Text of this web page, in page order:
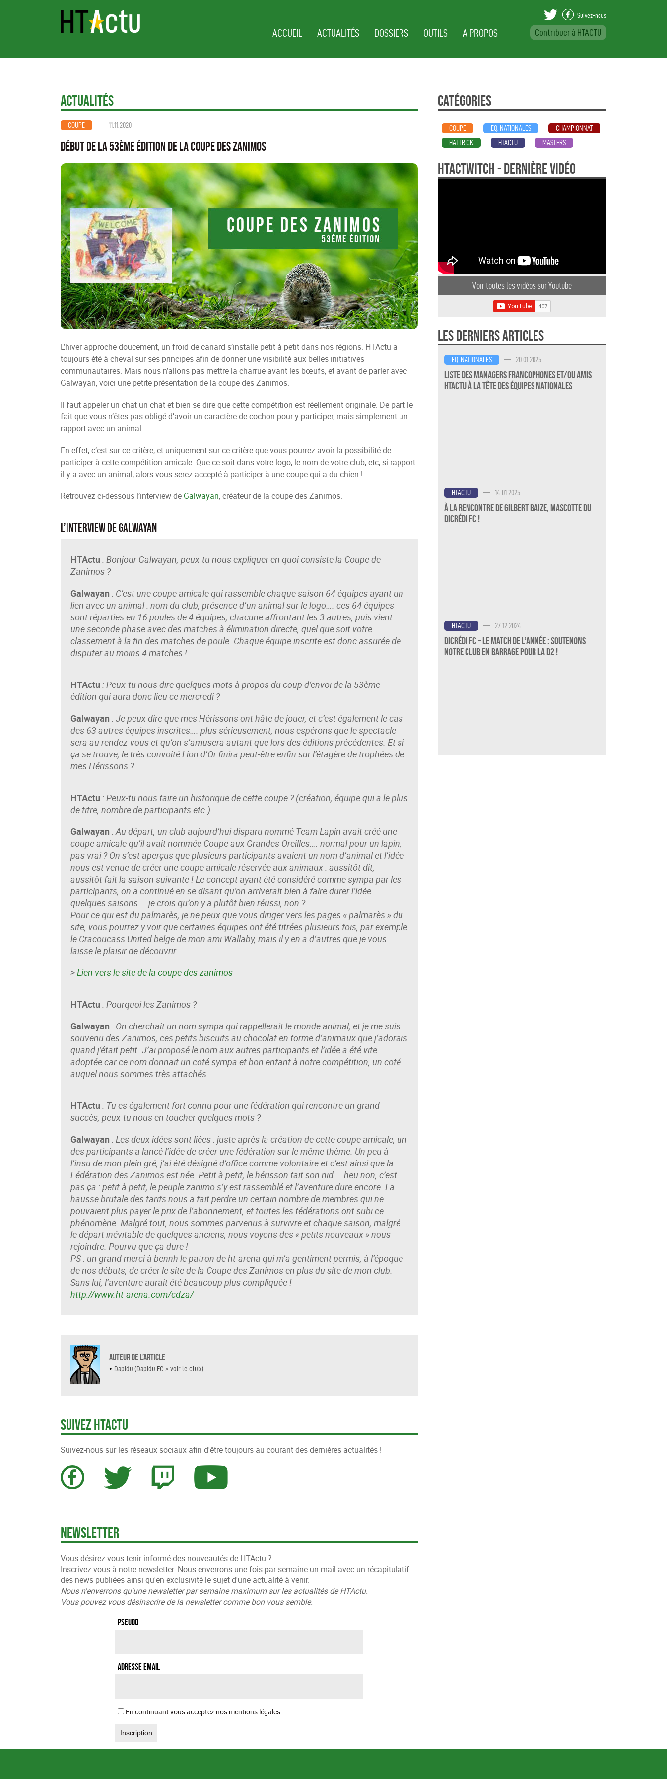
ACCUEIL ACTUALITÉS DOSSIERS OUTILS A PROPOS Contribuer à HTACTU
Suivez-nous
Actualités
COUPE — 11.11.2020
Début de la 53ème édition de la coupe des Zanimos
L’hiver approche doucement, un froid de canard s’installe petit à petit dans nos régions. HTActu a
toujours été à cheval sur ses principes afin de donner une visibilité aux belles initiatives
communautaires. Mais nous n’allons pas mettre la charrue avant les bœufs, et avant de parler avec
Galwayan, voici une petite présentation de la coupe des Zanimos.
Il faut appeler un chat un chat et bien se dire que cette compétition est réellement originale. De part le
fait que vous n’êtes pas obligé d’avoir un caractère de cochon pour y participer, mais simplement un
rapport avec un animal.
En effet, c’est sur ce critère, et uniquement sur ce critère que vous pourrez avoir la possibilité de
participer à cette compétition amicale. Que ce soit dans votre logo, le nom de votre club, etc, si rapport
il y a avec un animal, alors vous serez accepté à participer à une coupe qui a du chien !
Retrouvez ci-dessous l’interview de Galwayan, créateur de la coupe des Zanimos.
L’interview de Galwayan
HTActu : Bonjour Galwayan, peux-tu nous expliquer en quoi consiste la Coupe de
Zanimos ?
Galwayan : C’est une coupe amicale qui rassemble chaque saison 64 équipes ayant un
lien avec un animal : nom du club, présence d’un animal sur le logo…. ces 64 équipes
sont réparties en 16 poules de 4 équipes, chacune affrontant les 3 autres, puis vient
une seconde phase avec des matches à élimination directe, quel que soit votre
classement à la fin des matches de poule. Chaque équipe inscrite est donc assurée de
disputer au moins 4 matches !
HTActu : Peux-tu nous dire quelques mots à propos du coup d’envoi de la 53ème
édition qui aura donc lieu ce mercredi ?
Galwayan : Je peux dire que mes Hérissons ont hâte de jouer, et c’est également le cas
des 63 autres équipes inscrites…. plus sérieusement, nous espérons que le spectacle
sera au rendez-vous et qu’on s’amusera autant que lors des éditions précédentes. Et si
ça se trouve, le très convoité Lion d’Or finira peut-être enfin sur l’étagère de trophées de
mes Hérissons ?
HTActu : Peux-tu nous faire un historique de cette coupe ? (création, équipe qui a le plus
de titre, nombre de participants etc.)
Galwayan : Au départ, un club aujourd’hui disparu nommé Team Lapin avait créé une
coupe amicale qu’il avait nommée Coupe aux Grandes Oreilles…. normal pour un lapin,
pas vrai ? On s’est aperçus que plusieurs participants avaient un nom d’animal et l’idée
nous est venue de créer une coupe amicale réservée aux animaux : aussitôt dit,
aussitôt fait la saison suivante ! Le concept ayant été considéré comme sympa par les
participants, on a continué en se disant qu’on arriverait bien à faire durer l’idée
quelques saisons…. je crois qu’on y a plutôt bien réussi, non ?
Pour ce qui est du palmarès, je ne peux que vous diriger vers les pages « palmarès » du
site, vous pourrez y voir que certaines équipes ont été titrées plusieurs fois, par exemple
le Cracoucass United belge de mon ami Wallaby, mais il y en a d’autres que je vous
laisse le plaisir de découvrir.
>Lien vers le site de la coupe des zanimos
HTActu : Pourquoi les Zanimos ?
Galwayan : On cherchait un nom sympa qui rappellerait le monde animal, et je me suis
souvenu des Zanimos, ces petits biscuits au chocolat en forme d’animaux que j’adorais
quand j’était petit. J’ai proposé le nom aux autres participants et l’idée a été vite
adoptée car ce nom donnait un coté sympa et bon enfant à notre compétition, un coté
auquel nous sommes très attachés.
HTActu : Tu es également fort connu pour une fédération qui rencontre un grand
succès, peux-tu nous en toucher quelques mots ?
Galwayan : Les deux idées sont liées : juste après la création de cette coupe amicale, un
des participants a lancé l’idée de créer une fédération sur le même thème. Un peu à
l’insu de mon plein gré, j’ai été désigné d’office comme volontaire et c’est ainsi que la
Fédération des Zanimos est née. Petit à petit, le hérisson fait son nid…. heu non, c’est
pas ça : petit à petit, le peuple zanimo s’y est rassemblé et l’aventure dure encore. La
hausse brutale des tarifs nous a fait perdre un certain nombre de membres qui ne
pouvaient plus payer le prix de l’abonnement, et toutes les fédérations ont subi ce
phénomène. Malgré tout, nous sommes parvenus à survivre et chaque saison, malgré
le départ inévitable de quelques anciens, nous voyons des « petits nouveaux » nous
rejoindre. Pourvu que ça dure !
PS : un grand merci à bennh le patron de ht-arena qui m’a gentiment permis, à l’époque
de nos débuts, de créer le site de la Coupe des Zanimos en plus du site de mon club.
Sans lui, l’aventure aurait été beaucoup plus compliquée !
http://www.ht-arena.com/cdza/
Auteur de l’article
• Dapidu (Dapidu FC > voir le club)
Suivez HTActu
Suivez-nous sur les réseaux sociaux afin d'être toujours au courant des dernières actualités !
Newsletter
Vous désirez vous tenir informé des nouveautés de HTActu ?
Inscrivez-vous à notre newsletter. Nous enverrons une fois par semaine un mail avec un récapitulatif
des news publiées ainsi qu'en exclusivité le sujet d'une actualité à venir.
Nous n'enverrons qu'une newsletter par semaine maximum sur les actualités de HTActu.
Vous pouvez vous désinscrire de la newsletter comme bon vous semble.
Pseudo
Adresse Email
En continuant vous acceptez nos mentions légales
Catégories
COUPE EQ. NATIONALES
CHAMPIONNAT
HATTRICK
HTACTU MASTERS
HTActwitch - dernière vidéo
Voir toutes les vidéos sur Youtube
Les derniers articles
EQ. NATIONALES — 20.01.2025
Liste des Managers Francophones et/ou amis
HTActu à la Tête des Équipes Nationales
HTACTU — 14.01.2025
À la rencontre de Gilbert Baize, mascotte du
Dicrédi FC !
HTACTU — 27.12.2024
Dicrédi FC – Le Match de l’Année : Soutenons
notre Club en Barrage pour la D2 !